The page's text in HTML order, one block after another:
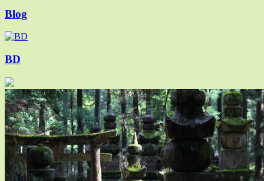
Blog
BD